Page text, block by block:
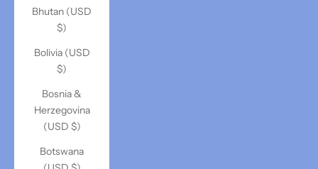
Bhutan (USD
$)
Bolivia (USD
$)
Bosnia &
Herzegovina
(USD $)
Botswana